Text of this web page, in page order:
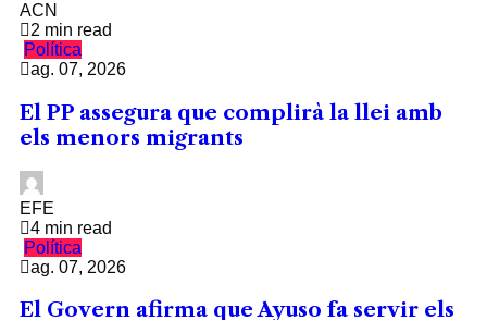
ACN
2 min read
Política
ag. 07, 2026
El PP assegura que complirà la llei amb
els menors migrants
EFE
4 min read
Política
ag. 07, 2026
El Govern afirma que Ayuso fa servir els